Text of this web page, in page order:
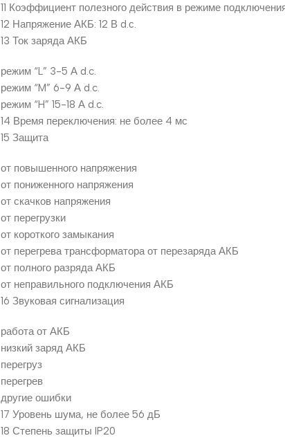
11 Коэффициент полезного действия в режиме
12 Напряжение АКБ: 12 В d.с.
13 Ток заряда АКБ
режим “L” 3-5 А d.c.
режим “M” 6-9 А d.c.
режим “H” 15-18 А d.c.
14 Время переключения: не более 4 мс
15 Защита
от повышенного напряжения
от пониженного напряжения
от скачков напряжения
от перегрузки
от короткого замыкания
от перегрева трансформатора от перезаряда АКБ
от полного разряда АКБ
от неправильного подключения АКБ
16 Звуковая сигнализация
работа от АКБ
низкий заряд АКБ
перегруз
перегрев
другие ошибки
17 Уровень шума, не более 56 дБ
18 Степень защиты IP20